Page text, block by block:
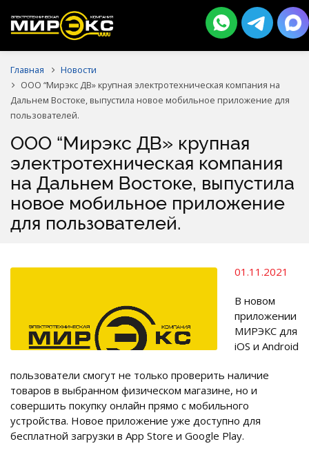
Главная
Новости
ООО “Мирэкс ДВ» крупная электротехническая компания на
Дальнем Востоке, выпустила новое мобильное приложение для
пользователей.
ООО “Мирэкс ДВ» крупная
электротехническая компания
на Дальнем Востоке, выпустила
новое мобильное приложение
для пользователей.
01.11.2021
В новом
приложении
МИРЭКС для
iOS и Android
пользователи смогут не только проверить наличие
товаров в выбранном физическом магазине, но и
совершить покупку онлайн прямо с мобильного
устройства. Новое приложение уже доступно для
бесплатной загрузки в App Store и Google Play.